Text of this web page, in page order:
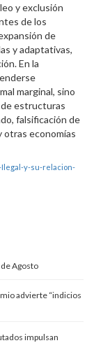
y exclusión
de los
de
y adaptativas,
En la
marginal, sino
estructuras
falsificación de
economías
Ilegal-y-su-relacion-
Agosto
advierte “indicios
impulsan